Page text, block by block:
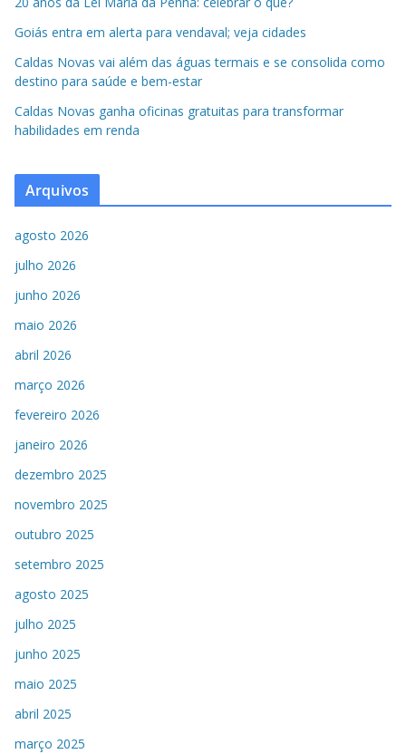
Goiás entra em alerta para vendaval; veja cidades
Caldas Novas vai além das águas termais e se consolida como
destino para saúde e bem-estar
Caldas Novas ganha oficinas gratuitas para transformar
habilidades em renda
Arquivos
agosto 2026
julho 2026
junho 2026
maio 2026
abril 2026
março 2026
fevereiro 2026
janeiro 2026
dezembro 2025
novembro 2025
outubro 2025
setembro 2025
agosto 2025
julho 2025
junho 2025
maio 2025
abril 2025
março 2025